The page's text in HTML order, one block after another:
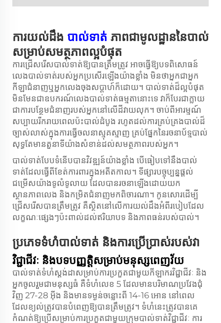
ការយល់ដឹង បាល់ទាត់ ភាពជាមូលដ្ឋាននៃបាល់
សម្រាប់សមត្ថភាពល្អបំផុត
ការជ្រើសរើសបាល់ទាត់ឱ្យបានត្រឹមត្រូវ អាចធ្វើឱ្យបទពិសោធន៍
លេងបាល់ទាត់របស់អ្នកប្រសើរឡើងយ៉ាងខ្លាំង មិនថាអ្នកជាអ្នក
កីឡាជំនាញឬអ្នកលេងចុងសប្តាហ៍ក៏ដោយ។ បាល់ទាត់ដ៏​ល្អបំផុត
មិនមែនជាឧបករណ៍​លេងបាល់ទាត់ធម្មតានោះទេ វាក៏បែរជាក្លាយ
ជា​ការបន្ថែមជំនាញ​របស់អ្នកនៅលើដីវាយលុក។ ចាប់ពីអារម្មណ៍
សប្បាយរីករាយពេលប៉ះបាល់ដំបូង រហូតដល់ការគ្រប់គ្រងបាល់ដ៏
ច្បាស់លាស់ក្នុងការធ្វើចលនាស្មុគស្មាញ គ្រប់ផ្នែកនៃរចនាប័ទ្មបាល់
សុទ្ធតែមានតួនាទីយ៉ាងសំខាន់ដល់សមត្ថភាពរបស់អ្នក។
បាល់ទាត់បែបទំនើបបានវិវឌ្ឍន៍យ៉ាងខ្លាំង បើធៀបទៅនឹងបាល់
ទាត់ដែលធ្វើពីខែត់ការពារក្នុងអតីតកាល។ ទីផ្សារបច្ចុប្បន្នផ្តល់
ជម្រើសយ៉ាងទូលំទូលាយ ដែលបានរចនាឡើងដោយយក
ស្ថានភាពលេង និងកម្រិតជំនាញមកពិចារណា។ កូនសោរដើម្បី
ជ្រើសរើសបានត្រឹមត្រូវ គឺស្ថិតនៅលើការយល់ដឹងអំពីរបៀបដែល
លក្ខណៈផ្សេងៗប៉ះពាល់ដល់ឥរិយាបទ និងភាពធន់របស់បាល់។
ប្រភេទទំហំបាល់ទាត់ និងការប្រើប្រាស់របស់វា
វិជ្ជាជីវៈ និងបទបញ្ញត្តិសម្រាប់មនុស្សពេញវ័យ
បាល់ទាត់ទំហំស្តង់ដាសម្រាប់ការប្រកួត​ជាមួយ​កីឡាករ​វិជ្ជាជីវៈ និង​
អ្នក​ចូល​រួម​ជា​មនុស្ស​ធំ គឺ​ទំហំ​លេខ​ 5 ដែល​មាន​បរិមាណ​ប្រវែង​ជុំ
វិញ​ 27-28 អ៊ីង និង​មាន​ទម្ងន់​ចន្លោះ​ពី 14-16 អោន នៅ​ពេល​
ដែល​ខ្យល់​ត្រូវ​បាន​បំពេញ​ឱ្យ​បាន​ត្រឹមត្រូវ។ ទំហំ​នេះ​ត្រូវ​បាន​គេ​
កំណត់​ឱ្យ​ប្រើ​សម្រាប់​ការ​ប្រកួត​ជា​មួយ​ក្រុម​បាល់ទាត់​វិជ្ជាជីវៈ ការ​